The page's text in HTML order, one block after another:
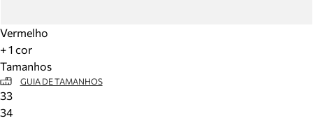
Vermelho
+ 1 cor
Tamanhos
GUIA DE TAMANHOS
33
34